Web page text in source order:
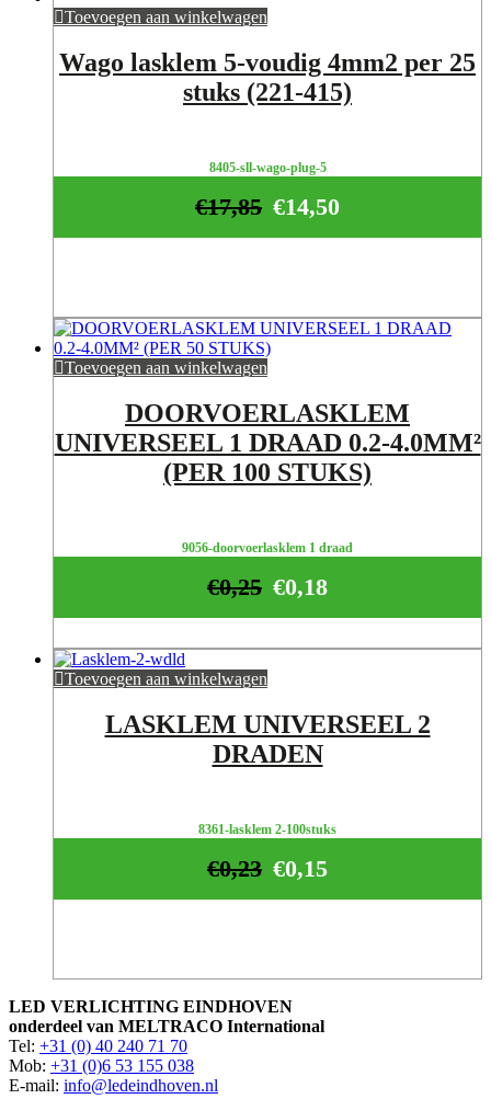
Toevoegen aan winkelwagen
Wago lasklem 5-voudig 4mm2 per 25
stuks (221-415)
8405-sll-wago-plug-5
€14,50
€17,85
Toevoegen aan winkelwagen
DOORVOERLASKLEM
UNIVERSEEL 1 DRAAD 0.2-4.0MM²
(PER 100 STUKS)
9056-doorvoerlasklem 1 draad
€0,18
€0,25
Toevoegen aan winkelwagen
LASKLEM UNIVERSEEL 2
DRADEN
8361-lasklem 2-100stuks
€0,15
€0,23
LED VERLICHTING EINDHOVEN
onderdeel van MELTRACO International
Tel: +31 (0) 40 240 71 70
Mob: +31 (0)6 53 155 038
E-mail: info@ledeindhoven.nl